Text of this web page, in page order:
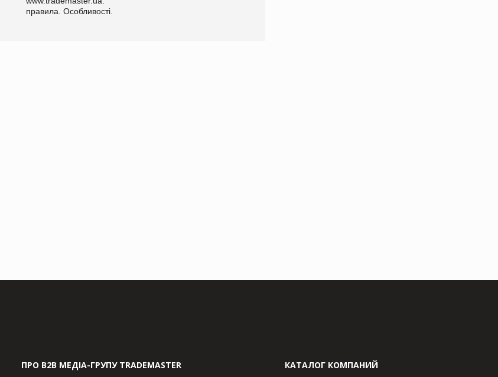
правила. Особливості.
ПРО В2В МЕДІА-ГРУПУ TRADEMASTER КАТАЛОГ КОМПАНИЙ